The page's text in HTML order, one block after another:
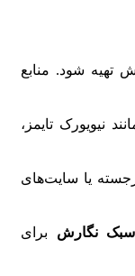
تهیه شود. منابع
نیویورک تایمز،
یا سایت‌های
سبک نگارش برای